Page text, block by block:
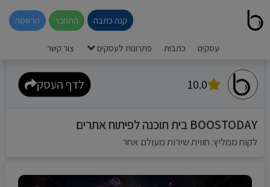
קנה כתבה התחבר הרשמה
עסקים כתבות פתרונות לעסקים צור קשר
10.0 לדף העסק
BOOSTODAY בית תוכנה לפיתוח אתרים
לקוח ממליץ: חווית שירות מעולם אחר